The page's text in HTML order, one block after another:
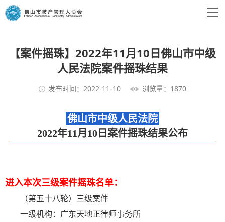
【案件摇珠】2022年11月10日佛山市中级
人民法院案件摇珠结果
发布时间：2022-11-10 浏览量：1870
佛山市中级人民法院
2022年11月10日案件摇珠结果公布
进入本次三级案件摇珠名单：
（第五十八轮）三级案件
一级机构：广东天地正律师事务所